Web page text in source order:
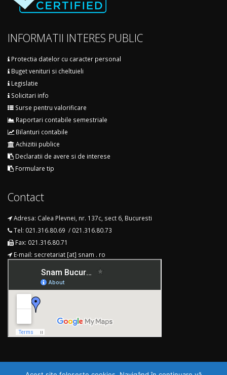
INFORMATII INTERES PUBLIC
Protectia datelor cu caracter personal
Buget venituri si cheltuieli
Legislatie
Solicitari info
Surse pentru valorificare
Raportari contabile semestriale
Bilanturi contabile
Achizitii publice
Declaratii de avere si de interese
Formulare tip
Contact
Adresa: Calea Plevnei, nr. 137c, sect 6, Bucuresti
Tel: 021.316.80.69 / 021.316.80.73
Fax: 021.316.80.71
E-mail: secretariat [at] snam . ro